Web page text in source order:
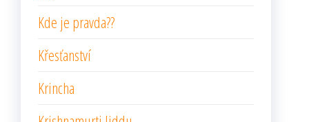
Kde je pravda??
Křesťanství
Krincha